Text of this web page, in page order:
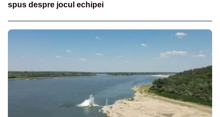
spus despre jocul echipei